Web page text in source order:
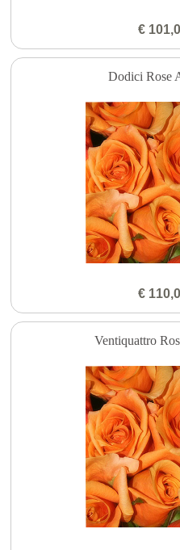
€
Dodici Rose
€
Ventiquattro